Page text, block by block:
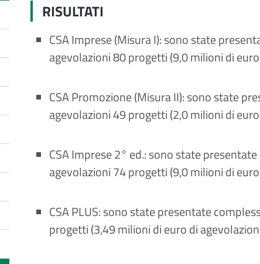
RISULTATI
CSA Imprese (Misura I): sono state
agevolazioni 80 progetti (9,0 milioni di
CSA Promozione (Misura II): sono state
agevolazioni 49 progetti (2,0 milioni di
CSA Imprese 2° ed.: sono state
agevolazioni 74 progetti (9,0 milioni di
CSA PLUS: sono state presentate
progetti (3,49 milioni di euro di